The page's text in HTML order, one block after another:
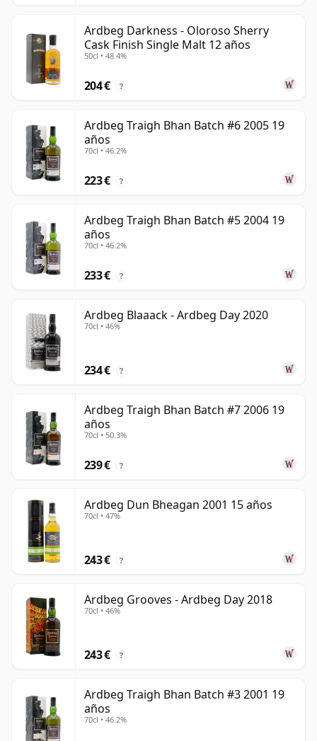
Ardbeg Darkness - Oloroso Sherry
Cask Finish Single Malt 12 años
50cl • 48.4%
204 € ?
Ardbeg Traigh Bhan Batch #6 2005 19
años
70cl • 46.2%
223 € ?
Ardbeg Traigh Bhan Batch #5 2004 19
años
70cl • 46.2%
233 € ?
Ardbeg Blaaack - Ardbeg Day 2020
70cl • 46%
234 € ?
Ardbeg Traigh Bhan Batch #7 2006 19
años
70cl • 50.3%
239 € ?
Ardbeg Dun Bheagan 2001 15 años
70cl • 47%
243 € ?
Ardbeg Grooves - Ardbeg Day 2018
70cl • 46%
243 € ?
Ardbeg Traigh Bhan Batch #3 2001 19
años
70cl • 46.2%